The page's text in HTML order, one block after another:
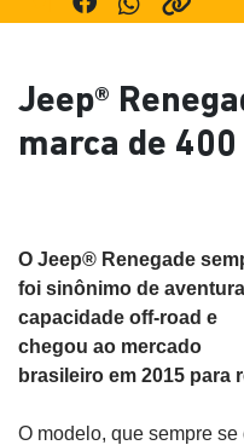
Jeep®
marca de
O Jeep® Renegade
foi sinônimo de
capacidade off-road e
chegou ao mercado
brasileiro em 2015 para
O modelo, que sempre